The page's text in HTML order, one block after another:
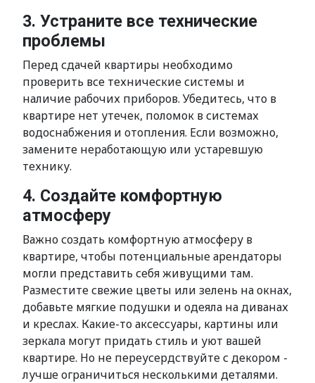
3. Устраните все технические
проблемы
Перед сдачей квартиры необходимо
проверить все технические системы и
наличие рабочих приборов. Убедитесь, что в
квартире нет утечек, поломок в системах
водоснабжения и отопления. Если возможно,
замените неработающую или устаревшую
технику.
4. Создайте комфортную
атмосферу
Важно создать комфортную атмосферу в
квартире, чтобы потенциальные арендаторы
могли представить себя живущими там.
Разместите свежие цветы или зелень на окнах,
добавьте мягкие подушки и одеяла на диванах
и креслах. Какие-то аксессуары, картины или
зеркала могут придать стиль и уют вашей
квартире. Но не переусердствуйте с декором -
лучше ограничиться несколькими деталями.